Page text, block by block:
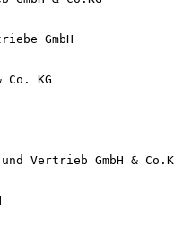
GmbH
Co. KG
Vertrieb GmbH &